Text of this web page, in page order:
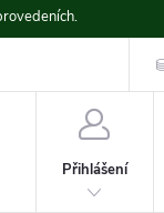
Přihlášení